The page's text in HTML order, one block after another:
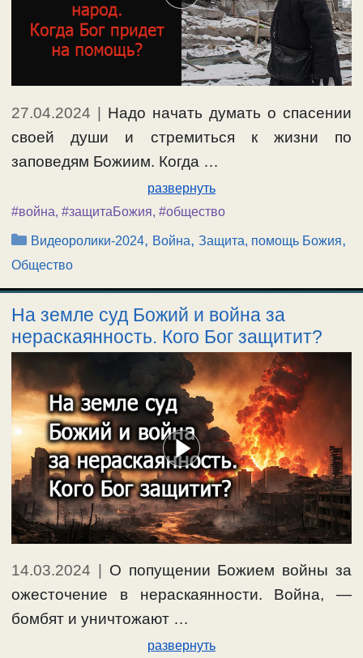
27.04.2024 | Надо начать думать о спасении
своей души и стремиться к жизни по
заповедям Божиим. Когда …
развернуть
#война, #защитаБожия, #общество
Рубрики
Видеоролики-2024, Война,Защита, помощь Божия,
Общество
На земле суд Божий и война за
нераскаянность. Кого Бог защитит?
14.03.2024
О попущении Божием войны за
ожесточение в нераскаянности. Война, —
бомбят и уничтожают …
развернуть